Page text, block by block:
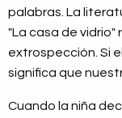
palabras. La
"La casa de
extrospección. Si
significa que
Cuando la niña